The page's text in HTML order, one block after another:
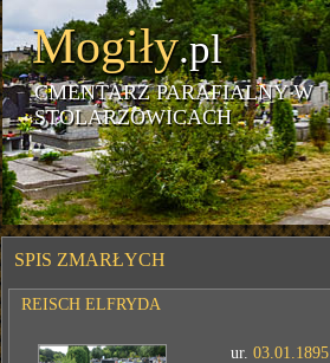
Mogiły.pl
CMENTARZ PARAFIALNY W
STOLARZOWICACH
SPIS ZMARŁYCH
REISCH ELFRYDA
ur.03.01.1895